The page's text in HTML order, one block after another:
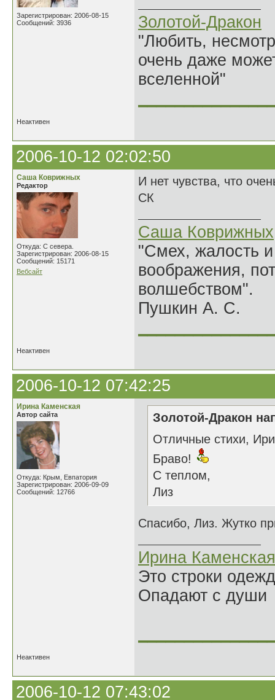
Зарегистрирован: 2006-08-15
Сообщений: 3936
Золотой-Дракон
"Любить,
очень даже
вселенной"
Неактивен
2006-10-12 02:02:50
Саша Коврижных
Редактор
Откуда: С севера.
Зарегистрирован: 2006-08-15
Сообщений: 15171
Вебсайт
И нет чувства, что
СК
Саша Коврижных
"Смех, жалость
воображения,
волшебством".
Пушкин А. С.
Неактивен
2006-10-12 07:42:25
Ирина Каменская
Автор сайта
Откуда: Крым, Евпатория
Зарегистрирован: 2006-09-09
Сообщений: 12766
Золотой-Дракон
Отличные стихи,
Браво!
С теплом,
Лиз
Спасибо, Лиз. Жутко
Ирина Каменская
Это строки
Опадают с души
Неактивен
2006-10-12 07:43:02